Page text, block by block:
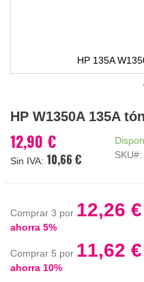
HP 135A
al
de
la
HP W1350A 135A
12,90 €
10,66 €
SKU
Comprar 3 por 12,26 €
ahorra 5%
Comprar 5 por 11,62 €
ahorra 10%